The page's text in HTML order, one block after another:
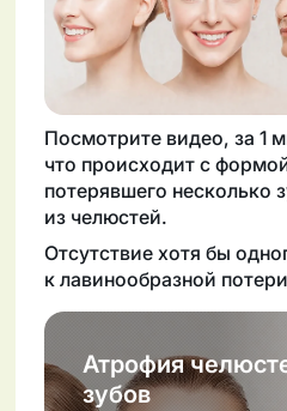
Посмотрите видео, за 1
что происходит с
потерявшего несколько
из челюстей.
Отсутствие хотя бы
к лавинообразной
Атрофия
зубов